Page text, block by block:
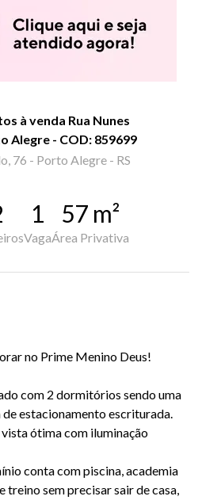
à venda Rua Nunes
Alegre - COD: 859699
76 - Porto Alegre - RS
1
Vaga
57 m²
Área Privativa
no Prime Menino Deus!
com 2 dormitórios sendo uma
de estacionamento escriturada.
ótima com iluminação
conta com piscina, academia
treino sem precisar sair de casa,